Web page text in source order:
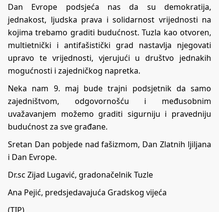
Dan Evrope podsjeća nas da su demokratija,
jednakost, ljudska prava i solidarnost vrijednosti na
kojima trebamo graditi budućnost. Tuzla kao otvoren,
multietnički i antifašistički grad nastavlja njegovati
upravo te vrijednosti, vjerujući u društvo jednakih
mogućnosti i zajedničkog napretka.
Neka nam 9. maj bude trajni podsjetnik da samo
zajedništvom, odgovornošću i međusobnim
uvažavanjem možemo graditi sigurniju i pravedniju
budućnost za sve građane.
Sretan Dan pobjede nad fašizmom, Dan Zlatnih ljiljana
i Dan Evrope.
Dr.sc Zijad Lugavić, gradonačelnik Tuzle
Ana Pejić, predsjedavajuća Gradskog vijeća